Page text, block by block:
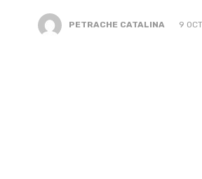
PETRACHE CATALINA 9